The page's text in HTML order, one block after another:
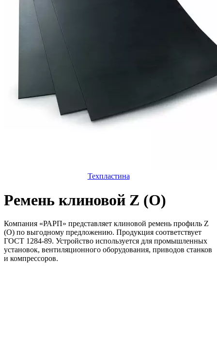
Техпластина
Ремень клиновой Z (O)
Компания «РАРП» представляет клиновой ремень профиль Z
(O) по выгодному предложению. Продукция соответствует
ГОСТ 1284-89. Устройство используется для промышленных
установок, вентиляционного оборудования, приводов станков
и компрессоров.